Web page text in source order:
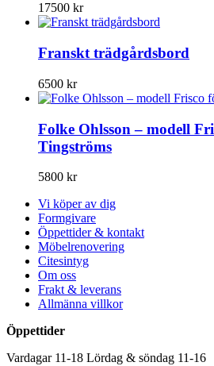
17500 kr
Franskt trädgårdsbord
6500 kr
Folke Ohlsson – modell
Tingströms
5800 kr
Vi köper av dig
Formgivare
Öppettider & kontakt
Möbelrenovering
Citesintyg
Om oss
Frakt & leverans
Allmänna villkor
Öppettider
Vardagar 11-18 Lördag & söndag 11-16